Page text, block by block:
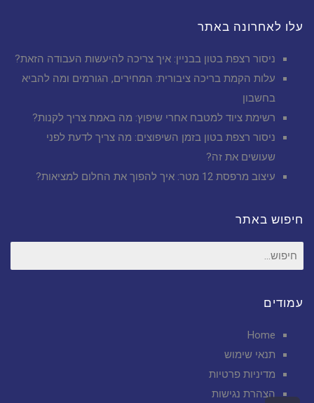
עלו לאחרונה באתר
ניסור רצפת בטון בבניין: איך צריכה להיעשות העבודה הזאת?
עלות הקמת בריכה ציבורית: המחירים, הגורמים ומה להביא
בחשבון
רשימת ציוד למטבח אחרי שיפוץ: מה באמת צריך לקנות?
ניסור רצפת בטון בזמן השיפוצים: מה צריך לדעת לפני
שעושים את זה?
עיצוב מרפסת 12 מטר: איך להפוך את החלום למציאות?
חיפוש באתר
חיפוש
עבור:
עמודים
Home
תנאי שימוש
מדיניות פרטיות
הצהרת נגישות